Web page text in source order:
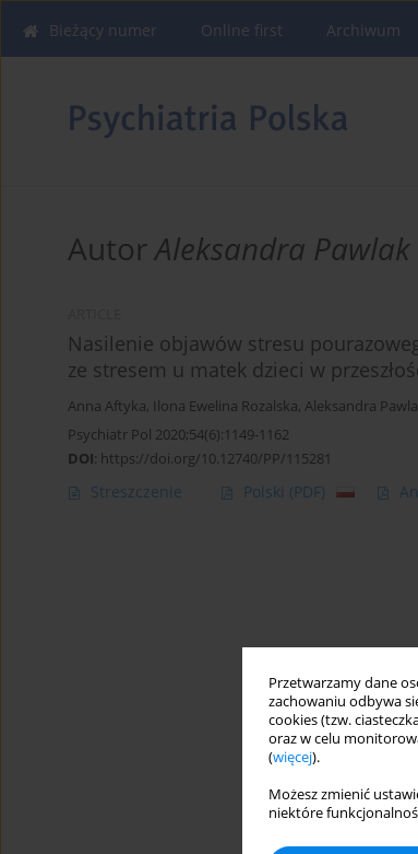
Przetwarzamy dane
zachowaniu odbywa
cookies (tzw.
oraz w celu
(więcej).
Możesz zmienić
niektóre
Bieżący numer Online first Archiwum
AutorAleksandra Pawlak
Nasilenie objawów stresu
ze stresem u matek dzieci w
Anna Aftyka, Ilona Ewelina Rozalska, Aleksandra
Psychiatr Pol 2020;54(6):1149-1162
DOI: https://doi.org/10.12740/PP/115281
Streszczenie Polski (PDF)